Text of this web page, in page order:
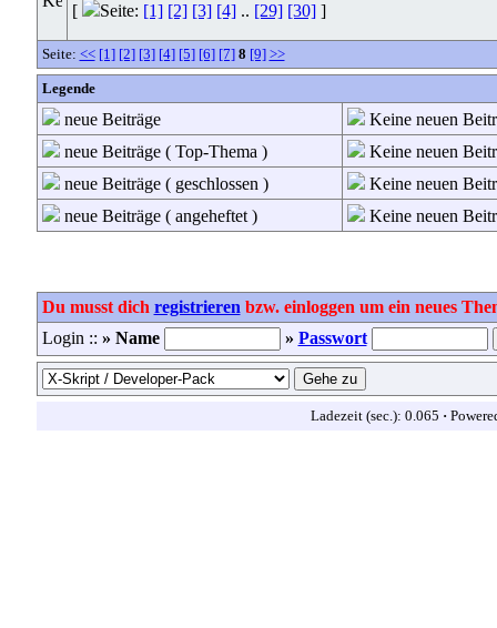
[
Seite: [1] [2] [3] [4].. [29] [30]]
Seite: << [1] [2] [3] [4] [5] [6] [7] 8 [9] >>
Legende
neue Beiträge
Keine neuen
neue Beiträge ( Top-Thema )
Keine neuen
neue Beiträge ( geschlossen )
Keine neuen
neue Beiträge ( angeheftet )
Keine neuen
Du musst dich registrieren bzw. einloggen um ein neues
Login :: » Name » Passwort
Ladezeit (sec.): 0.065 ·